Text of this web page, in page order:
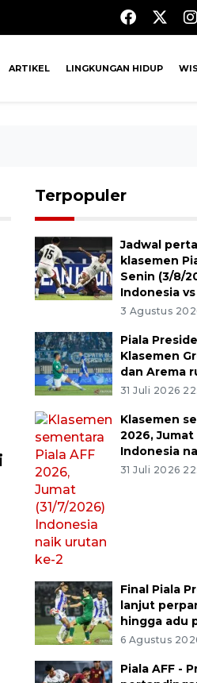
ARTIKEL LINGKUNGAN HIDUP
Terpopuler
Jadwal
klasemen
Senin (3/8/
Indonesia
3 Agustus
Piala
Klasemen
dan Arema
31 Juli 2026
Klasemen
2026, Jumat
Indonesia
31 Juli 2026
Final Piala
lanjut
hingga adu
6 Agustus
Piala AFF -